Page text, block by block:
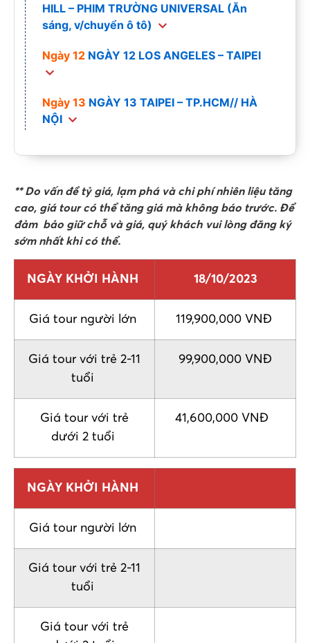
HILL – PHIM TRƯỜNG UNIVERSAL (Ăn
sáng, v/chuyển ô tô)
Ngày 12 NGÀY 12 LOS ANGELES – TAIPEI
Ngày 13 NGÀY 13 TAIPEI – TP.HCM// HÀ
NỘI
** Do vấn đề tỷ giá, lạm phá và chi phí nhiên liệu tăng
cao, giá tour có thể tăng giá mà không báo trước. Để
đảm bảo giữ chỗ và giá, quý khách vui lòng đăng ký
sớm nhất khi có thể.
NGÀY KHỞI HÀNH 18/10/2023
Giá tour người lớn 119,900,000 VNĐ
Giá tour với trẻ 2-11
tuổi
99,900,000 VNĐ
Giá tour với trẻ
dưới 2 tuổi
41,600,000 VNĐ
NGÀY KHỞI HÀNH
Giá tour người lớn
Giá tour với trẻ 2-11
tuổi
Giá tour với trẻ